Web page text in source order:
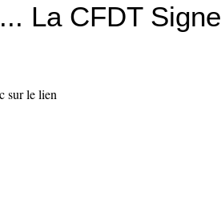
La CFDT Signe
sur le lien